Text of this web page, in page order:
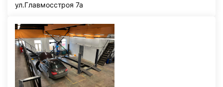
ул.Главмосстроя 7а